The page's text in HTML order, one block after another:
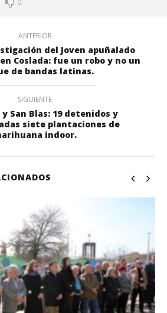
ANTERIOR
del Joven apuñalado
Coslada: fue un robo y no un
de bandas latinas.
SIGUIENTE
y San Blas: 19 detenidos y
siete plantaciones de
indoor.